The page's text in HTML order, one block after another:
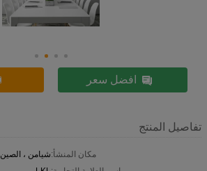
افضل سعر
تفاصيل المنتج
مكان المنشأ:شيامن ، الصين